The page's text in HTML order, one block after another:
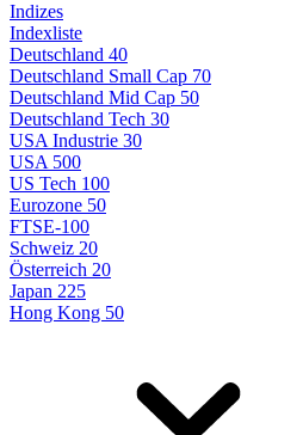
Indizes
Indexliste
Deutschland 40
Deutschland Small Cap 70
Deutschland Mid Cap 50
Deutschland Tech 30
USA Industrie 30
USA 500
US Tech 100
Eurozone 50
FTSE-100
Schweiz 20
Österreich 20
Japan 225
Hong Kong 50